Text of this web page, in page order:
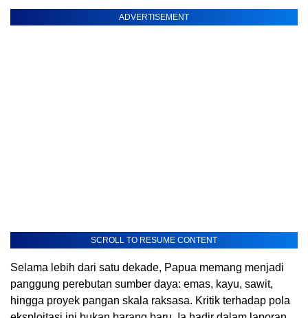
ADVERTISEMENT
SCROLL TO RESUME CONTENT
Selama lebih dari satu dekade, Papua memang menjadi
panggung perebutan sumber daya: emas, kayu, sawit,
hingga proyek pangan skala raksasa. Kritik terhadap pola